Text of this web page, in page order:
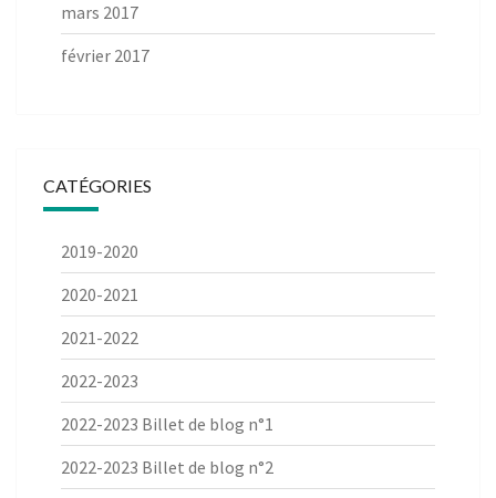
mars 2017
février 2017
CATÉGORIES
2019-2020
2020-2021
2021-2022
2022-2023
2022-2023 Billet de blog n°1
2022-2023 Billet de blog n°2